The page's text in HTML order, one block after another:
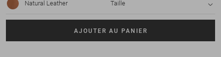
Natural Leather Taille
AJOUTER AU PANIER